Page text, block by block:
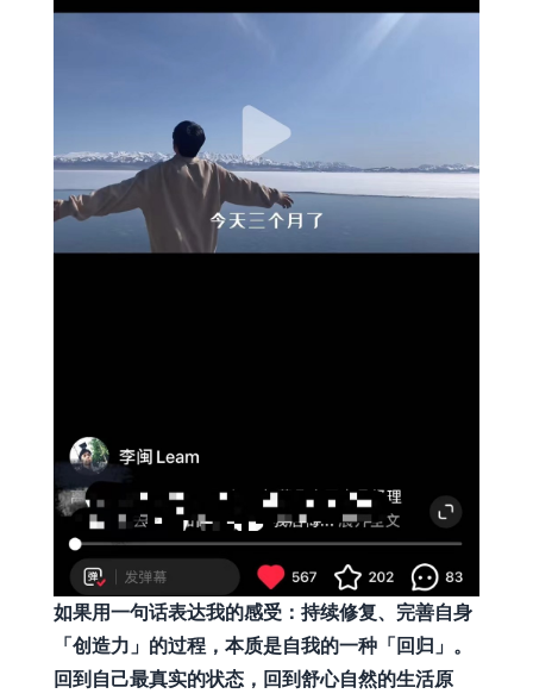
如果用一句话表达我的感受：持续修复、完善自身
「创造力」的过程，本质是自我的一种「回归」。
回到自己最真实的状态，回到舒心自然的生活原